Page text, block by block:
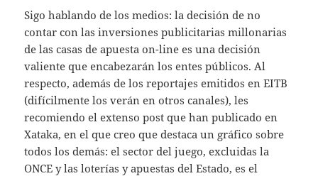
Sigo hablando de los medios: la decisión de no
contar con las inversiones publicitarias millonarias
de las casas de apuesta on-line es una decisión
valiente que encabezarán los entes públicos. Al
respecto, además de los reportajes emitidos en EITB
(difícilmente los verán en otros canales), les
recomiendo el extenso post que han publicado en
Xataka, en el que creo que destaca un gráfico sobre
todos los demás: el sector del juego, excluidas la
ONCE y las loterías y apuestas del Estado, es el